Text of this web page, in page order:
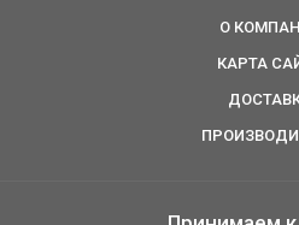
О
КАРТА